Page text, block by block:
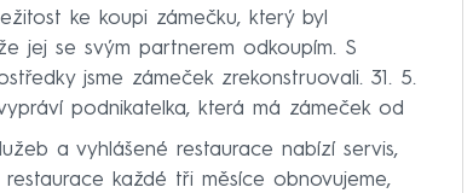
ke koupi zámečku, který byl
jej se svým partnerem odkoupím. S
jsme zámeček zrekonstruovali. 31. 5.
podnikatelka, která má zámeček od
a vyhlášené restaurace nabízí servis,
každé tři měsíce obnovujeme,